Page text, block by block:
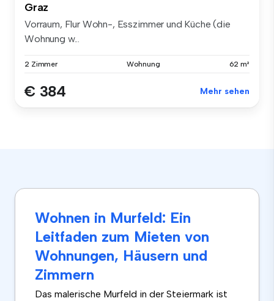
Graz
Vorraum, Flur Wohn-, Esszimmer und Küche (die
Wohnung w...
2 Zimmer Wohnung 62 m²
€ 384 Mehr sehen
Wohnen in Murfeld: Ein
Leitfaden zum Mieten von
Wohnungen, Häusern und
Zimmern
Das malerische Murfeld in der Steiermark ist